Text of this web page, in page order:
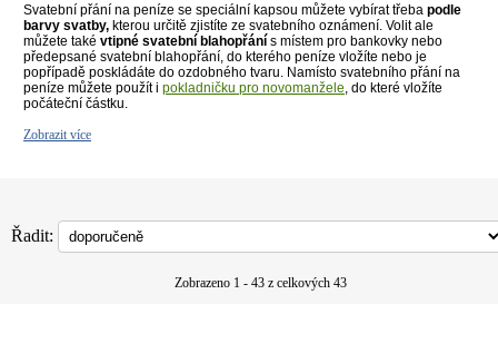
Svatební přání na peníze se speciální kapsou můžete vybírat třeba podle
barvy svatby, kterou určitě zjistíte ze svatebního oznámení. Volit ale
můžete také vtipné svatební blahopřání s místem pro bankovky nebo
předepsané svatební blahopřání, do kterého peníze vložíte nebo je
popřípadě poskládáte do ozdobného tvaru. Namísto svatebního přání na
peníze můžete použít i pokladničku pro novomanžele , do které vložíte
počáteční částku.
Zobrazit více
Řadit:
Zobrazeno 1 - 43 z celkových 43